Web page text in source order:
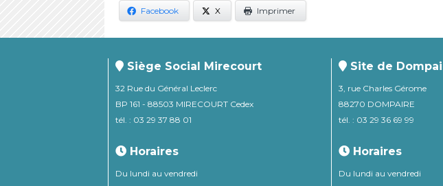
Facebook X Imprimer
Siège Social Mirecourt
32 Rue du Général Leclerc
BP 161 - 88503 MIRECOURT Cedex
tél. : 03 29 37 88 01
Horaires
Du lundi au vendredi
Site de
3, rue Charles Gérome
88270 DOMPAIRE
tél. : 03 29 36 69 99
Horaires
Du lundi au vendredi